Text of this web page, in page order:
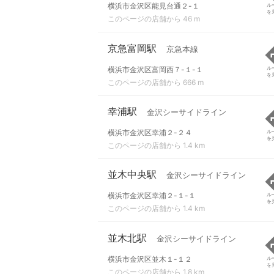
横浜市金沢区能見台通２-１
このページの店舗から 46 m
ル
を
京急富岡駅 京急本線
横浜市金沢区富岡西７-１-１
このページの店舗から 666 m
ル
を
幸浦駅 金沢シーサイドライン
横浜市金沢区幸浦２-２４
このページの店舗から 1.4 km
ル
を
並木中央駅 金沢シーサイドライン
横浜市金沢区幸浦２-１-１
このページの店舗から 1.4 km
ル
を
並木北駅 金沢シーサイドライン
横浜市金沢区並木１-１２
このページの店舗から 1.8 km
ル
を